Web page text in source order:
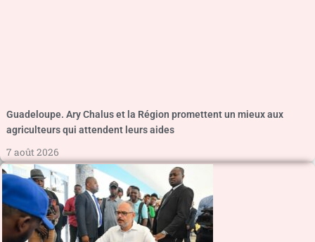
Guadeloupe. Ary Chalus et la Région promettent un mieux aux
agriculteurs qui attendent leurs aides
7 août 2026